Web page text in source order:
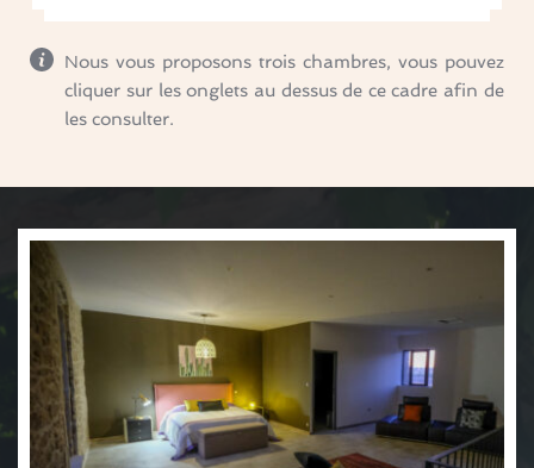
Nous vous proposons trois chambres, vous pouvez
cliquer sur les onglets au dessus de ce cadre afin de
les consulter.